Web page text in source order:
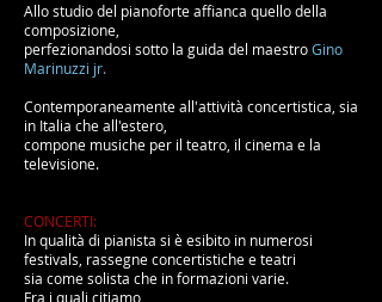
Allo studio del pianoforte affianca quello della
composizione,
perfezionandosi sotto la guida del maestroGino
Marinuzzi jr.
Contemporaneamente all'attività concertistica, sia
in Italia che all'estero,
compone musiche per il teatro, il cinema e la
televisione.
CONCERTI:
In qualità di pianista si è esibito in numerosi
festivals, rassegne concertistiche e teatri
sia come solista che in formazioni varie.
Fra i quali citiamo